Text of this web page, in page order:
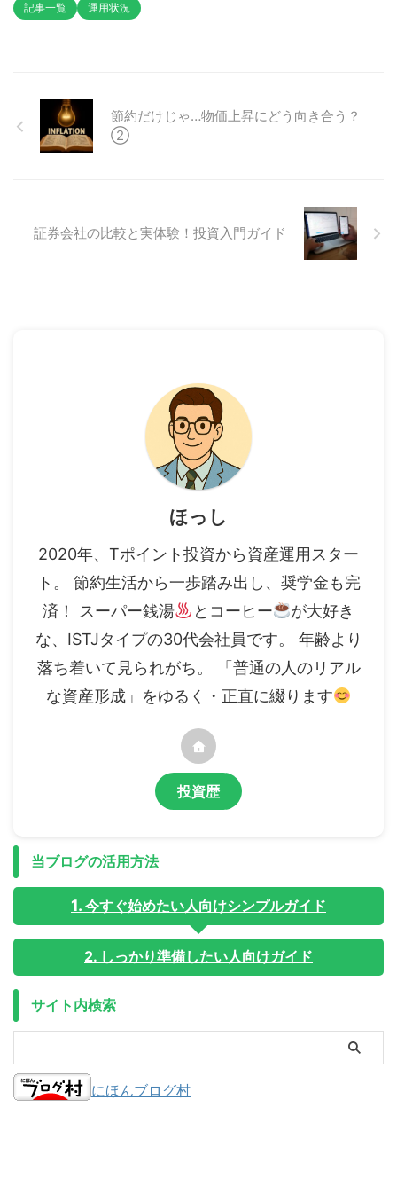
記事一覧 運用状況
節約だけじゃ…物価上昇にどう向き合う？
②
証券会社の比較と実体験！投資入門ガイド
ほっし
2020年、Tポイント投資から資産運用スター
ト。 節約生活から一歩踏み出し、奨学金も完
済！ スーパー銭湯
とコーヒー
が大好き
な、ISTJタイプの30代会社員です。 年齢より
落ち着いて見られがち。 「普通の人のリアル
な資産形成」をゆるく・正直に綴ります
投資歴
当ブログの活用方法
今すぐ始めたい人向けシンプルガイド
2. しっかり準備したい人向けガイド
サイト内検索
にほんブログ村